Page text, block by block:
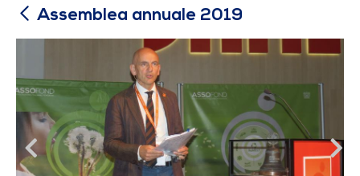
Assemblea annuale 2019